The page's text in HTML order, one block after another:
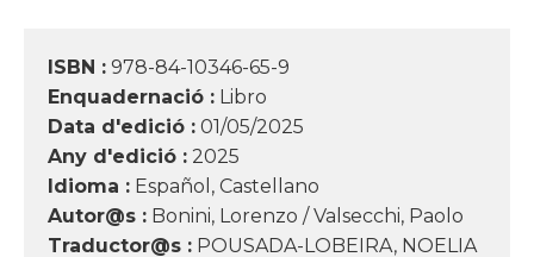
ISBN : 978-84-10346-65-9
Enquadernació : Libro
Data d'edició : 01/05/2025
Any d'edició : 2025
Idioma : Español, Castellano
Autor@s : Bonini, Lorenzo / Valsecchi, Paolo
Traductor@s : POUSADA-LOBEIRA, NOELIA